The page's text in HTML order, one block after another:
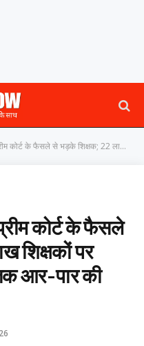
शिक्षक; 22 लाख शिक्षकों पर संकट, सड़क से सदन तक आर-पार की लड़ाई का ऐलान
कोर्ट के फैसले
शिक्षकों पर
आर-पार की